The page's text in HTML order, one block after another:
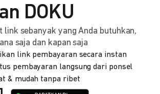
DOKU
link sebanyak yang Anda butuhkan,
saja dan kapan saja
link pembayaran secara instan
pembayaran langsung dari ponsel
& mudah tanpa ribet